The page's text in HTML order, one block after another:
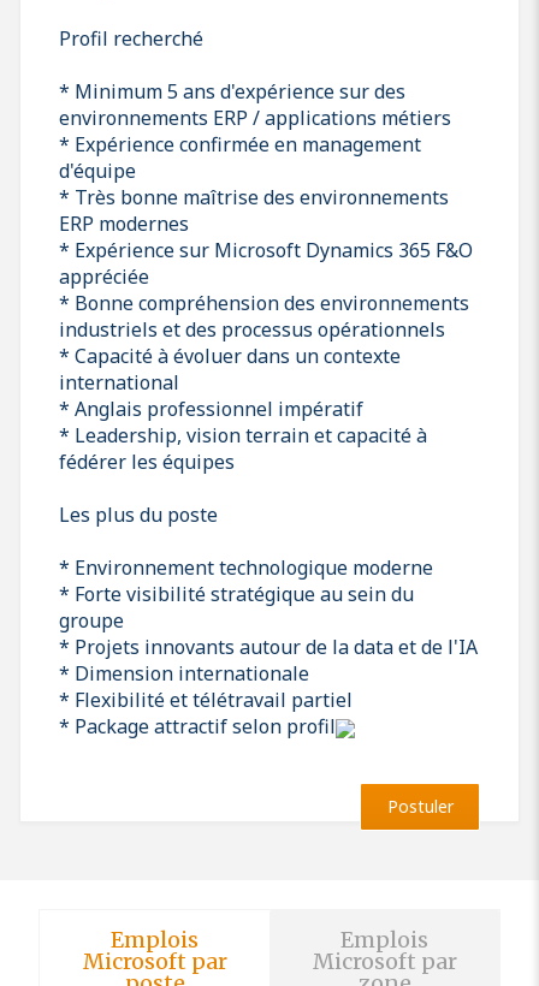
Profil recherché
* Minimum 5 ans d'expérience sur des
environnements ERP / applications métiers
* Expérience confirmée en management
d'équipe
* Très bonne maîtrise des environnements
ERP modernes
* Expérience sur Microsoft Dynamics 365 F&O
appréciée
* Bonne compréhension des environnements
industriels et des processus opérationnels
* Capacité à évoluer dans un contexte
international
* Anglais professionnel impératif
* Leadership, vision terrain et capacité à
fédérer les équipes
Les plus du poste
* Environnement technologique moderne
* Forte visibilité stratégique au sein du
groupe
* Projets innovants autour de la data et de l'IA
* Dimension internationale
* Flexibilité et télétravail partiel
* Package attractif selon profil
Postuler
Emplois
Microsoft par
Emplois
Microsoft par